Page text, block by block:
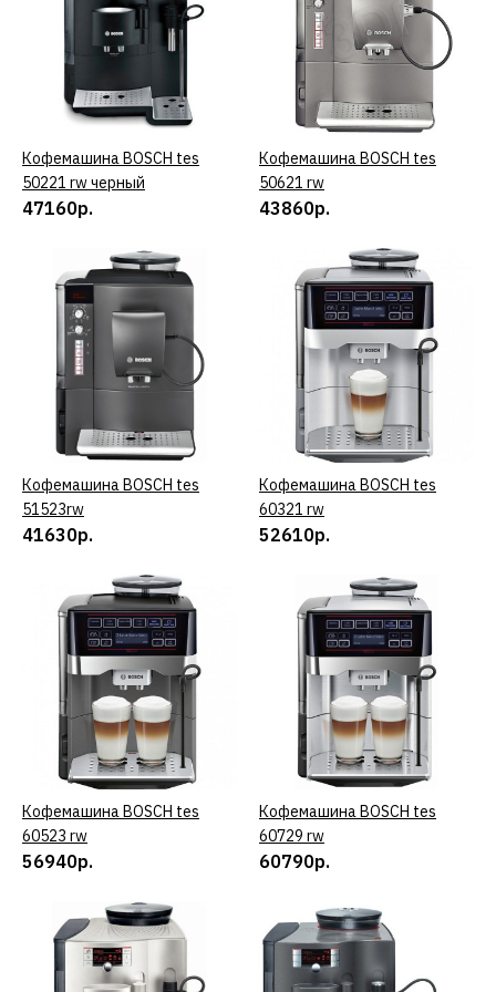
26870р.
КУПИТЬ
ДОБАВИТЬ К СРАВНЕНИЮ
ДОБАВИТЬ В ПОЖЕЛАНИЯ
Кофемашина BOSCH
Tassimo TAS1006
26040р.
КУПИТЬ
ДОБАВИТЬ В ПОЖЕЛАНИЯ
Кофемашина BOSCH tes
50221 rw черный
47160р.
КУПИТЬ
ДОБАВИТЬ В ПОЖЕЛАНИЯ
Кофемашина BOSCH tes
50621 rw
КУПИТЬ
Кофемашина BOSCH tes
50221 rw черный
47160р.
КУПИТЬ
Кофемашина BOSCH tes
50621 rw
43860р.
КУПИТЬ
Кофемашина BOSCH tes
51523rw
41630р.
КУПИТЬ
Кофемашина BOSCH tes
60321 rw
52610р.
КУПИТЬ
Кофемашина BOSCH tes
60523 rw
56940р.
КУПИТЬ
Кофемашина BOSCH tes
60729 rw
60790р.